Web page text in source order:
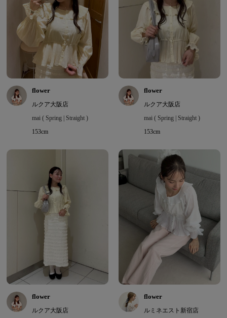
flower
ルクア大阪店
mai ( Spring | Straight )
153cm
flower
ルクア大阪店
mai ( Spring | Straight )
153cm
flower
ルクア大阪店
flower
ルミネエスト新宿店